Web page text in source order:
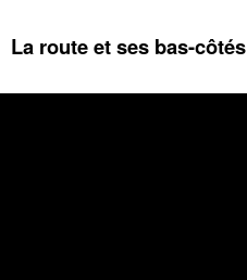
La route et ses bas-côtés